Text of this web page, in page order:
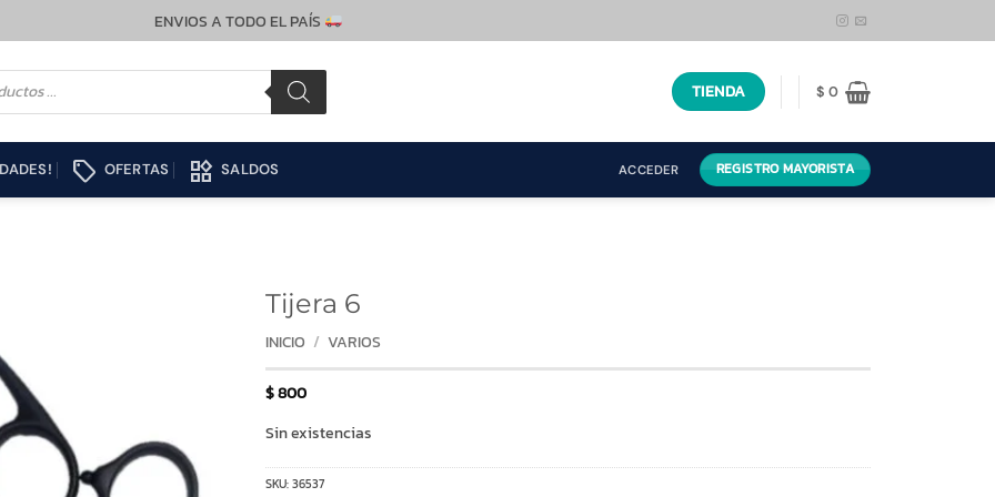
ENVIOS A TODO EL PAÍS
TIENDA $ 0
local_offer OFERTAS widgets SALDOS ACCEDER REGISTRO MAYORISTA
Tijera 6
INICIO / VARIOS
$800
Sin existencias
SKU:36537